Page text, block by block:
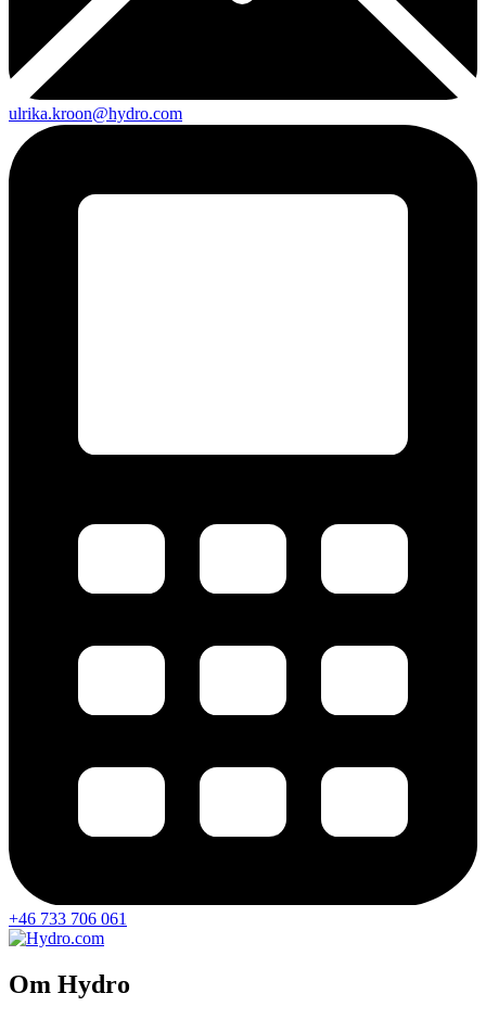
ulrika.kroon@hydro.com
+46 733 706 061
Om Hydro